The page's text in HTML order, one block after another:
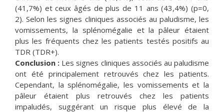
(41,7%) et ceux âgés de plus de 11 ans (43,4%) (p=0,
2). Selon les signes cliniques associés au paludisme, les
vomissements, la splénomégalie et la pâleur étaient
plus les fréquents chez les patients testés positifs au
TDR (TDR+).
Conclusion : Les signes cliniques associés au paludisme
ont été principalement retrouvés chez les patients.
Cependant, la splénomégalie, les vomissements et la
pâleur étaient plus retrouvés chez les patients
impaludés, suggérant un risque plus élevé de la